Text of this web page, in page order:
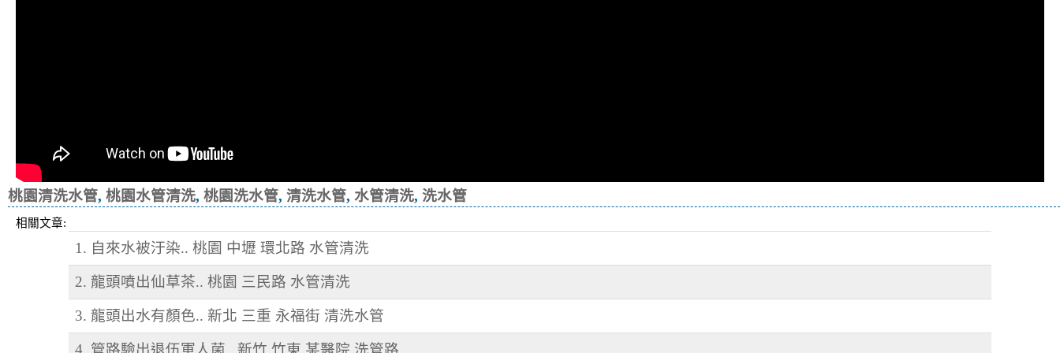
桃園清洗水管, 桃園水管清洗, 桃園洗水管, 清洗水管, 水管清洗, 洗水管
相關文章:
1. 自來水被汙染.. 桃園 中壢 環北路 水管清洗
2. 龍頭噴出仙草茶.. 桃園 三民路 水管清洗
3. 龍頭出水有顏色.. 新北 三重 永福街 清洗水管
4. 管路驗出退伍軍人菌.. 新竹 竹東 某醫院 洗管路